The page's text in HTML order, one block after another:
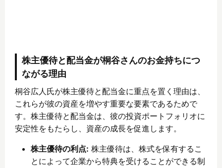
株主優待と配当金が桐谷さんのお金持ちにつ
ながる理由
桐谷広人氏が株主優待と配当金に重点を置く理由は、
これらが彼の資産を増やす重要な要素であるためで
す。株主優待と配当金は、彼の投資ポートフォリオに
安定性をもたらし、資産の成長を促進します。
株主優待の利点: 株主優待は、株式を保有するこ
とによって企業から特典を受けることができる制